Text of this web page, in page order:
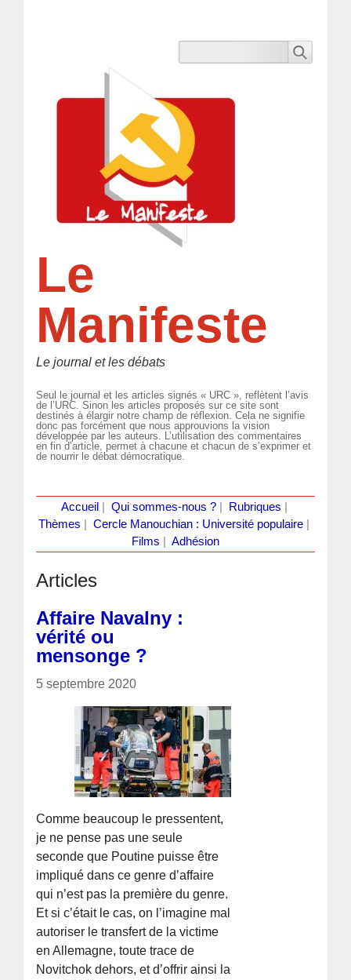
Le
Manifeste
Le journal et les débats
Seul le journal et les articles signés « URC », reflètent l’avis
de l’URC. Sinon les articles proposés sur ce site sont
destinés à élargir notre champ de réflexion. Cela ne signifie
donc pas forcément que nous approuvions la vision
développée par les auteurs. L’utilisation des commentaires
en fin d’article, permet à chacune et chacun de s’exprimer et
de nourrir le débat démocratique.
Accueil Qui sommes-nous ?| Rubriques
Thèmes
Cercle Manouchian : Université populaire
Films
Adhésion
Articles
Affaire Navalny :
vérité ou
mensonge ?
5 septembre 2020
Comme beaucoup le pressentent,
je ne pense pas une seule
seconde que Poutine puisse être
impliqué dans ce genre d’affaire
qui n’est pas la première du genre.
Et si c’était le cas, on l’imagine mal
autoriser le transfert de la victime
en Allemagne, toute trace de
Novitchok dehors, et d’offrir ainsi la